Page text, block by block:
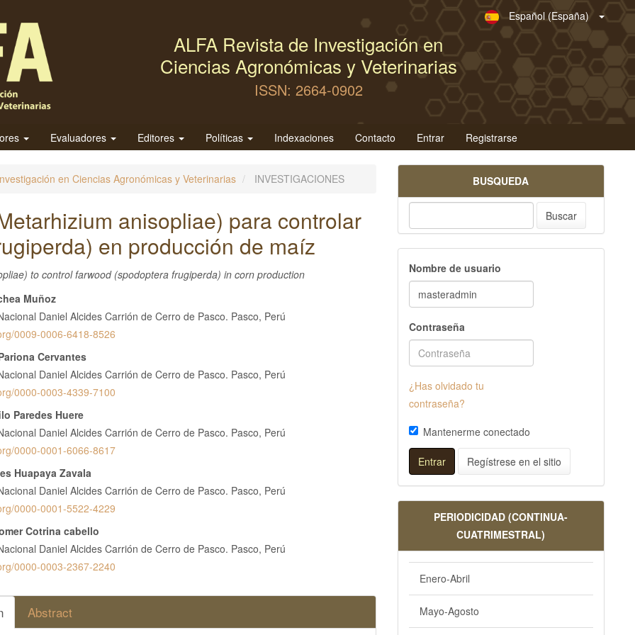
Español (España)
ALFA Revista de Investigación en
Ciencias Agronómicas y Veterinarias
ISSN: 2664-0902
Evaluadores Editores Políticas Indexaciones Contacto Entrar Registrarse
en Ciencias Agronómicas y Veterinarias INVESTIGACIONES
anisopliae) para controlar
en producción de maíz
to control farwood (spodoptera frugiperda) in corn production
Muñoz
Daniel Alcides Carrión de Cerro de Pasco. Pasco, Perú
0009-0006-6418-8526
Cervantes
Daniel Alcides Carrión de Cerro de Pasco. Pasco, Perú
0000-0003-4339-7100
Paredes Huere
Daniel Alcides Carrión de Cerro de Pasco. Pasco, Perú
0000-0001-6066-8617
Huapaya Zavala
Daniel Alcides Carrión de Cerro de Pasco. Pasco, Perú
0000-0001-5522-4229
Cotrina cabello
Daniel Alcides Carrión de Cerro de Pasco. Pasco, Perú
0000-0003-2367-2240
Abstract
BUSQUEDA
Buscar
Nombre de usuario
Contraseña
¿Has olvidado tu
contraseña?
Mantenerme conectado
Entrar Regístrese en el sitio
PERIODICIDAD (CONTINUA-
CUATRIMESTRAL)
Enero-Abril
Mayo-Agosto